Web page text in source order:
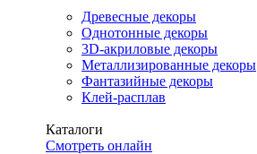
Древесные декоры
Однотонные декоры
3D-акриловые декоры
Металлизированные декоры
Фантазийные декоры
Клей-расплав
Каталоги
Смотреть онлайн